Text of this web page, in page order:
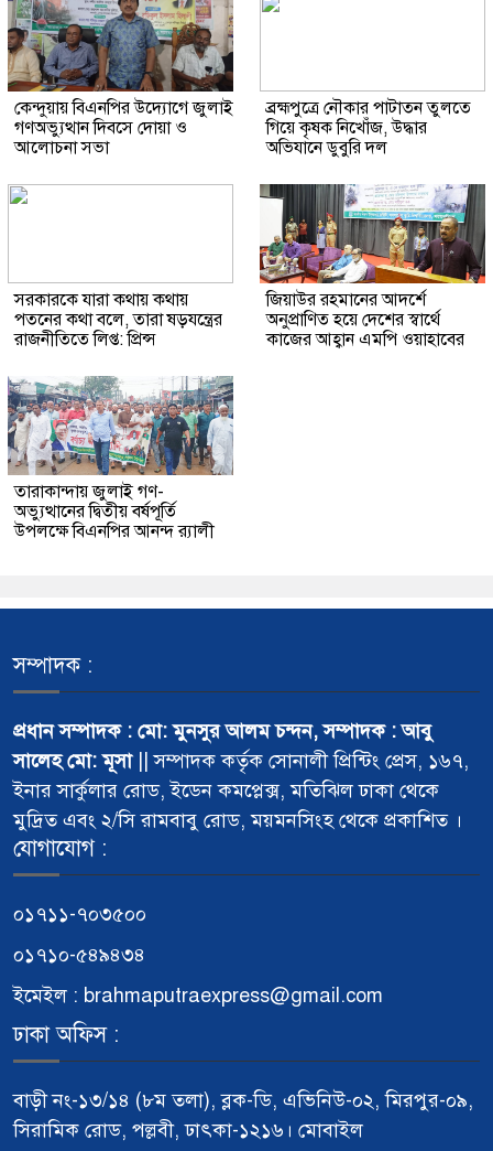
কেন্দুয়ায় বিএনপির উদ্যোগে জুলাই
গণঅভ্যুত্থান দিবসে দোয়া ও
আলোচনা সভা
ব্রহ্মপুত্রে নৌকার পাটাতন তুলতে
গিয়ে কৃষক নিখোঁজ, উদ্ধার
অভিযানে ডুবুরি দল
সরকারকে যারা কথায় কথায়
পতনের কথা বলে, তারা ষড়যন্ত্রের
রাজনীতিতে লিপ্ত: প্রিন্স
জিয়াউর রহমানের আদর্শে
অনুপ্রাণিত হয়ে দেশের স্বার্থে
কাজের আহ্বান এমপি ওয়াহাবের
তারাকান্দায় জুলাই গণ-
অভ্যুত্থানের দ্বিতীয় বর্ষপূর্তি
উপলক্ষে বিএনপির আনন্দ র‍্যালী
সম্পাদক :
প্রধান সম্পাদক : মো: মুনসুর আলম চন্দন, সম্পাদক : আবু
সালেহ মো: মূসা|| সম্পাদক কর্তৃক সোনালী প্রিন্টিং প্রেস, ১৬৭,
ইনার সার্কুলার রোড, ইডেন কমপ্লেক্স, মতিঝিল ঢাকা থেকে
মুদ্রিত এবং ২/সি রামবাবু রোড, ময়মনসিংহ থেকে প্রকাশিত ।
যোগাযোগ :
০১৭১১-৭০৩৫০০
০১৭১০-৫৪৯৪৩৪
ইমেইল : brahmaputraexpress@gmail.com
ঢাকা অফিস :
বাড়ী নং-১৩/১৪ (৮ম তলা), ব্লক-ডি, এভিনিউ-০২, মিরপুর-০৯,
সিরামিক রোড, পল্লবী, ঢাৎকা-১২১৬। মোবাইল